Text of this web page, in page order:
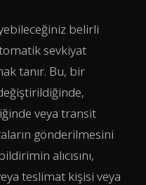
belirli
sevkiyat
tanır. Bu, bir
veya transit
gönderilmesini
alıcısını,
teslimat kişisi veya